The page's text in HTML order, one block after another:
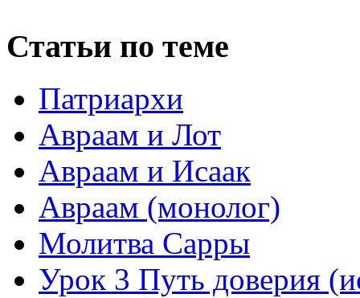
Статьи по теме
Патриархи
Авраам и Лот
Авраам и Исаак
Авраам (монолог)
Молитва Сарры
Урок 3 Путь доверия